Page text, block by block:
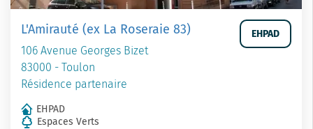
L'Amirauté (ex La Roseraie 83)
106 Avenue Georges Bizet
83000 - Toulon
Résidence partenaire
EHPAD
EHPAD
Espaces Verts